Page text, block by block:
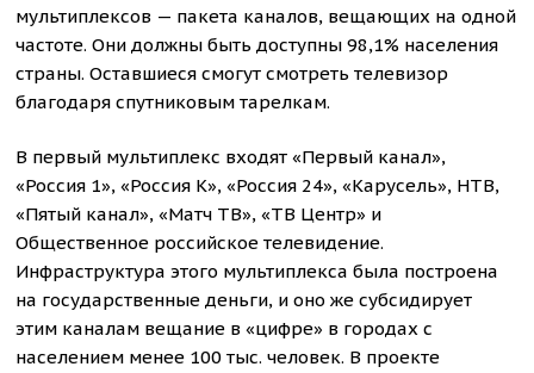
мультиплексов — пакета каналов, вещающих на одной
частоте. Они должны быть доступны 98,1% населения
страны. Оставшиеся смогут смотреть телевизор
благодаря спутниковым тарелкам.
В первый мультиплекс входят «Первый канал»,
«Россия 1», «Россия К», «Россия 24», «Карусель», НТВ,
«Пятый канал», «Матч ТВ», «ТВ Центр» и
Общественное российское телевидение.
Инфраструктура этого мультиплекса была построена
на государственные деньги, и оно же субсидирует
этим каналам вещание в «цифре» в городах с
населением менее 100 тыс. человек. В проекте